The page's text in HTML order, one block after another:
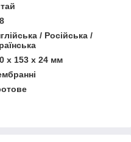
/ Російська /
x 153 x 24 мм